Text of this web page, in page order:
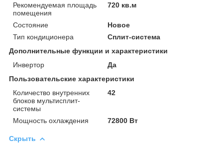
Рекомендуемая площадь
помещения
720 кв.м
Состояние
Новое
Тип кондиционера
Сплит-система
Дополнительные функции и характеристики
Инвертор
Да
Пользовательские характеристики
Количество внутренних
блоков мультисплит-
системы
42
Мощность охлаждения 72800 Вт
Скрыть